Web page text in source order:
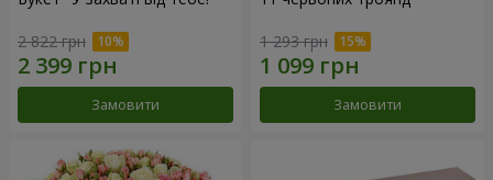
2 822 грн
Замовити
1 293 грн
Замовити